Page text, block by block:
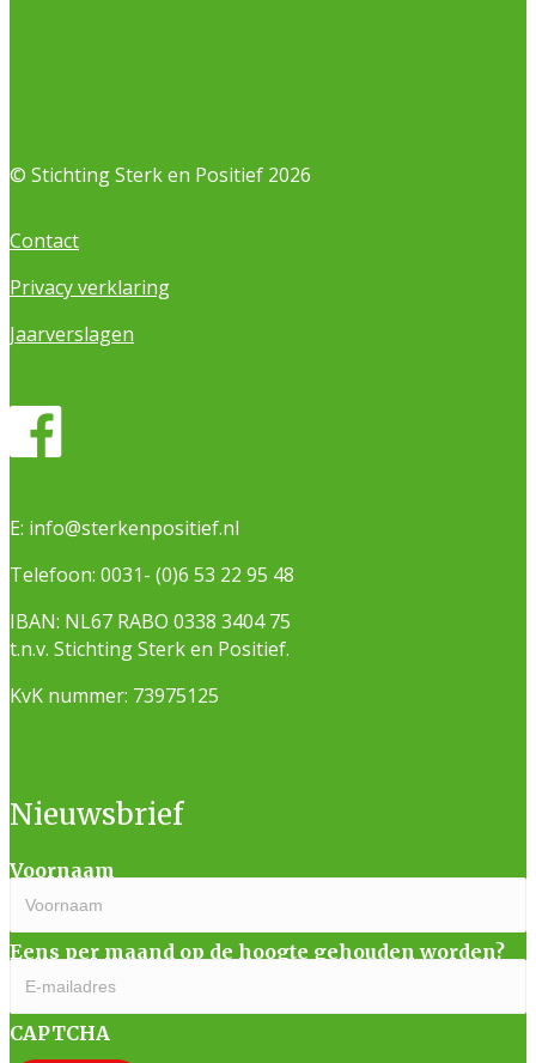
© Stichting Sterk en Positief 2026
Contact
Privacy verklaring
Jaarverslagen
E: info@sterkenpositief.nl
Telefoon: 0031- (0)6 53 22 95 48
IBAN: NL67 RABO 0338 3404 75
t.n.v. Stichting Sterk en Positief.
KvK nummer: 73975125
Nieuwsbrief
Voornaam
Eens per maand op de hoogte gehouden worden?
CAPTCHA